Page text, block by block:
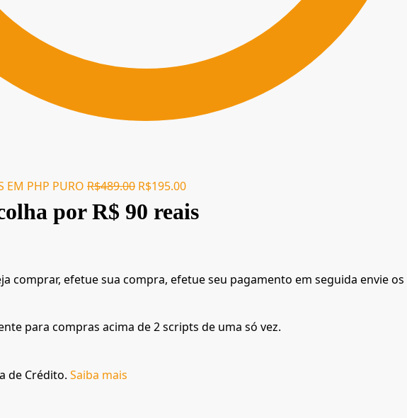
EM PHP PURO R$489.00 R$195.00
por R$ 90 reais
comprar, efetue sua compra, efetue seu pagamento em seguida envie
para compras acima de 2 scripts de uma só vez.
de Crédito. Saiba mais